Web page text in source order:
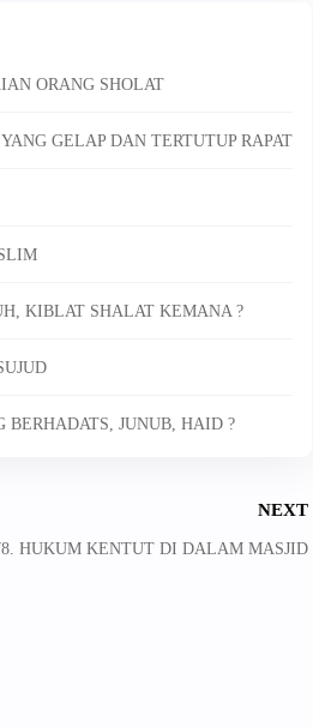
ORANG SHOLAT
GELAP DAN TERTUTUP RAPAT
KIBLAT SHALAT KEMANA ?
BERHADATS, JUNUB, HAID ?
NEXT
HUKUM KENTUT DI DALAM MASJID